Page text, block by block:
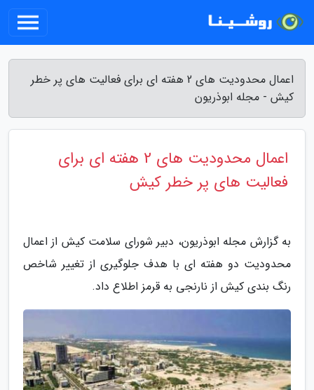
اعمال محدودیت های 2 هفته ای برای فعالیت های پر خطر
کیش - مجله ابوذریون
اعمال محدودیت های 2 هفته ای برای
فعالیت های پر خطر کیش
به گزارش مجله ابوذریون، دبیر شورای سلامت کیش از اعمال
محدودیت دو هفته ای با هدف جلوگیری از تغییر شاخص
رنگ بندی کیش از نارنجی به قرمز اطلاع داد.